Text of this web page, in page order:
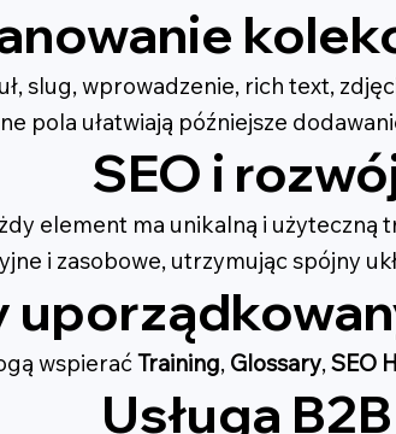
slug, wprowadzenie, rich text,
pola ułatwiają późniejsze
SEO i
element ma unikalną i
i zasobowe, utrzymując spójny
wspierać Training, Glossary,SEO
Usługa B2B